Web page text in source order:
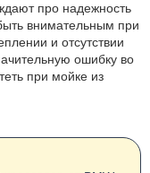
про надежность
внимательным при
и отсутствии
ошибку во
при мойке из